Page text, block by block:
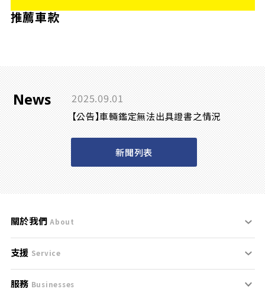
推薦車款
News 2025.09.01
【公告】車輛鑑定無法出具證書之情況
新聞列表
關於我們 About
刊登規範
服務條款
支援 Service
支援中心
服務 Businesses